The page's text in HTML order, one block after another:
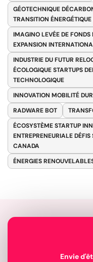
GÉOTECHNIQUE
TRANSITION
IMAGINO LEVÉE DE
EXPANSION
INDUSTRIE DU FUTUR
ÉCOLOGIQUE STARTUPS
TECHNOLOGIQUE
INNOVATION MOBILITÉ
RADWARE BOT
ÉCOSYSTÈME STARTUP
ENTREPRENEURIALE
CANADA
ÉNERGIES
Envie